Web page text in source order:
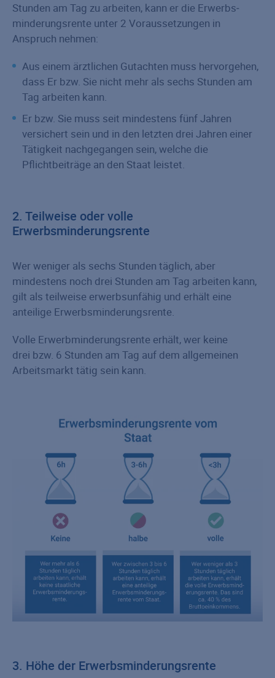
Stunden am Tag zu arbeiten, kann er die Erwerbs­
minderungs­rente unter 2 Voraussetzungen in
Anspruch nehmen:
Aus einem ärztlichen Gutachten muss hervorgehen,
dass Er bzw. Sie nicht mehr als sechs Stunden am
Tag arbeiten kann.
Er bzw. Sie muss seit mindestens fünf Jahren
versichert sein und in den letzten drei Jahren einer
Tätigkeit nachgegangen sein, welche die
Pflichtbeiträge an den Staat leistet.
2. Teilweise oder volle
Erwerbsminderungsrente
Wer weniger als sechs Stunden täglich, aber
mindestens noch drei Stunden am Tag arbeiten kann,
gilt als teilweise erwerbsunfähig und erhält eine
anteilige Erwerbs­minderungs­rente.
Volle Erwerbminderungsrente erhält, wer keine
drei bzw. 6 Stunden am Tag auf dem allgemeinen
Arbeitsmarkt tätig sein kann.
3. Höhe der Erwerbsminderungsrente